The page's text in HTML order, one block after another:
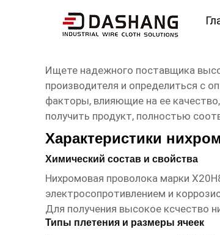
высокое
Ищете надежного поставщика
производителя и определиться с
факторы, влияющие на ее
получить продукт, полностью
Характеристики
Химический состав и свойства
Нихромовая проволока марки
электросопротивлением и
Для получения высокое ксчество
Типы плетения и размеры ячеек